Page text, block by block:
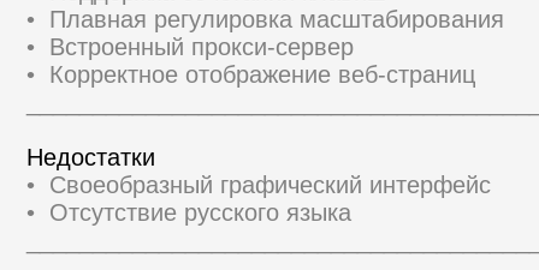
• Плавная регулировка масштабирования
• Встроенный прокси-сервер
• Корректное отображение веб-страниц
Недостатки
• Своеобразный графический интерфейс
• Отсутствие русского языка